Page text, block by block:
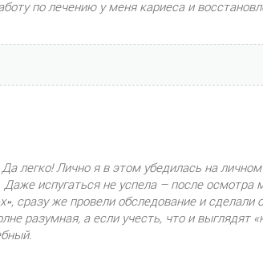
по лечению у меня кариеса и
легко! Лично я в этом убедилась на
испугаться не успела – после осмотра
сразу же провели обследование и
разумная, а если учесть, что и выглядят